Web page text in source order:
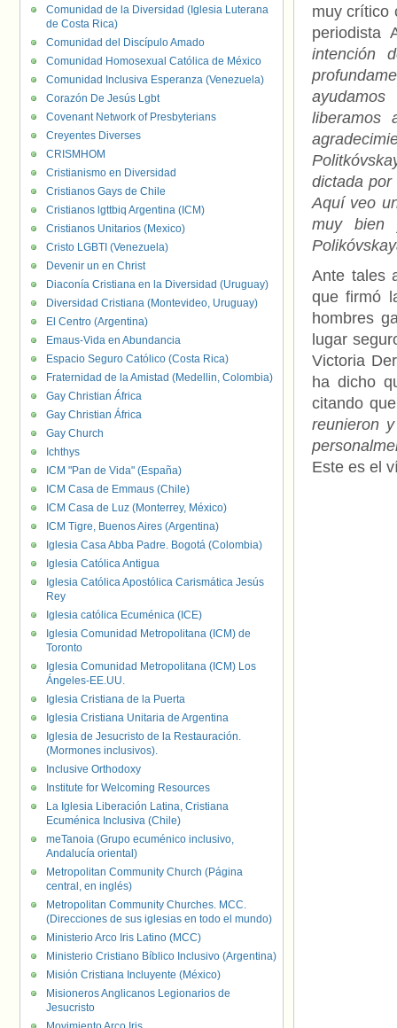
muy crítico
periodista
intención
liberamos
dictada por
Aquí veo
muy bien
Ante tales
que firmó
hombres
lugar
Victoria
ha dicho
citando
reunieron
Este es el
Comunidad de la Diversidad (Iglesia Luterana
de Costa Rica)
Comunidad del Discípulo Amado
Comunidad Homosexual Católica de México
Comunidad Inclusiva Esperanza (Venezuela)
Corazón De Jesús Lgbt
Covenant Network of Presbyterians
Creyentes Diverses
CRISMHOM
Cristianismo en Diversidad
Cristianos Gays de Chile
Cristianos lgttbiq Argentina (ICM)
Cristianos Unitarios (Mexico)
Cristo LGBTI (Venezuela)
Devenir un en Christ
Diaconía Cristiana en la Diversidad (Uruguay)
Diversidad Cristiana (Montevideo, Uruguay)
El Centro (Argentina)
Emaus-Vida en Abundancia
Espacio Seguro Católico (Costa Rica)
Fraternidad de la Amistad (Medellin, Colombia)
Gay Christian África
Gay Christian África
Gay Church
Ichthys
ICM "Pan de Vida" (España)
ICM Casa de Emmaus (Chile)
ICM Casa de Luz (Monterrey, México)
ICM Tigre, Buenos Aires (Argentina)
Iglesia Casa Abba Padre. Bogotá (Colombia)
Iglesia Católica Antigua
Iglesia Católica Apostólica Carismática Jesús
Rey
Iglesia católica Ecuménica (ICE)
Iglesia Comunidad Metropolitana (ICM) de
Toronto
Iglesia Comunidad Metropolitana (ICM) Los
Ángeles-EE.UU.
Iglesia Cristiana de la Puerta
Iglesia Cristiana Unitaria de Argentina
Iglesia de Jesucristo de la Restauración.
(Mormones inclusivos).
Inclusive Orthodoxy
Institute for Welcoming Resources
La Iglesia Liberación Latina, Cristiana
Ecuménica Inclusiva (Chile)
meTanoia (Grupo ecuménico inclusivo,
Andalucía oriental)
Metropolitan Community Church (Página
central, en inglés)
Metropolitan Community Churches. MCC.
(Direcciones de sus iglesias en todo el mundo)
Ministerio Arco Iris Latino (MCC)
Ministerio Cristiano Bíblico Inclusivo (Argentina)
Misión Cristiana Incluyente (México)
Misioneros Anglicanos Legionarios de
Jesucristo